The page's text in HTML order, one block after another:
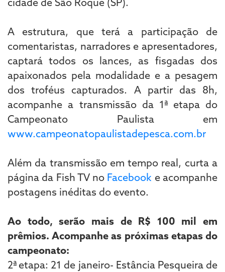
A estrutura, que terá a participação de
comentaristas, narradores e apresentadores,
captará todos os lances, as fisgadas dos
apaixonados pela modalidade e a pesagem
dos troféus capturados. A partir das 8h,
acompanhe a transmissão da 1ª etapa do
Campeonato Paulista em
www.campeonatopaulistadepesca.com.br
Além da transmissão em tempo real, curta a
página da Fish TV no Facebook e acompanhe
postagens inéditas do evento.
Ao todo, serão mais de R$ 100 mil em
prêmios. Acompanhe as próximas etapas do
campeonato:
2ª etapa: 21 de janeiro- Estância Pesqueira de